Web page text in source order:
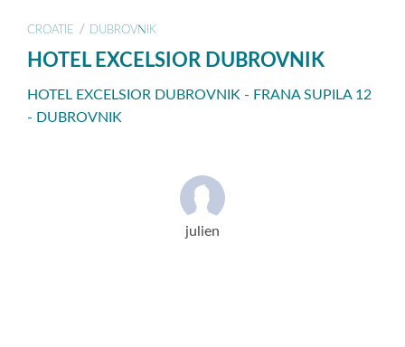
CROATIE / DUBROVNIK
HOTEL EXCELSIOR DUBROVNIK
HOTEL EXCELSIOR DUBROVNIK - FRANA SUPILA 12
- DUBROVNIK
julien